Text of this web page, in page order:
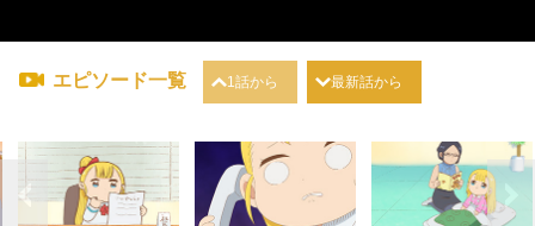
エピソード一覧 1話から 最新話から